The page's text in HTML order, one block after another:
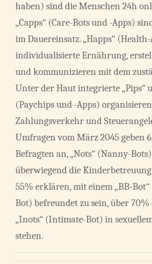
haben) sind die Menschen 24h
„Capps“ (Care-Bots und -Apps)
im Dauereinsatz. „Happs“
individualisierte Ernährung,
und kommunizieren mit dem
Unter der Haut integrierte „Pips“
(Paychips und -Apps) organisieren
Zahlungsverkehr und
Umfragen vom März 2045 geben
Befragten an, „Nots“ (Nanny-
überwiegend die
55% erklären, mit einem „BB-
Bot) befreundet zu sein, über
„Inots“ (Intimate-Bot) in
stehen.